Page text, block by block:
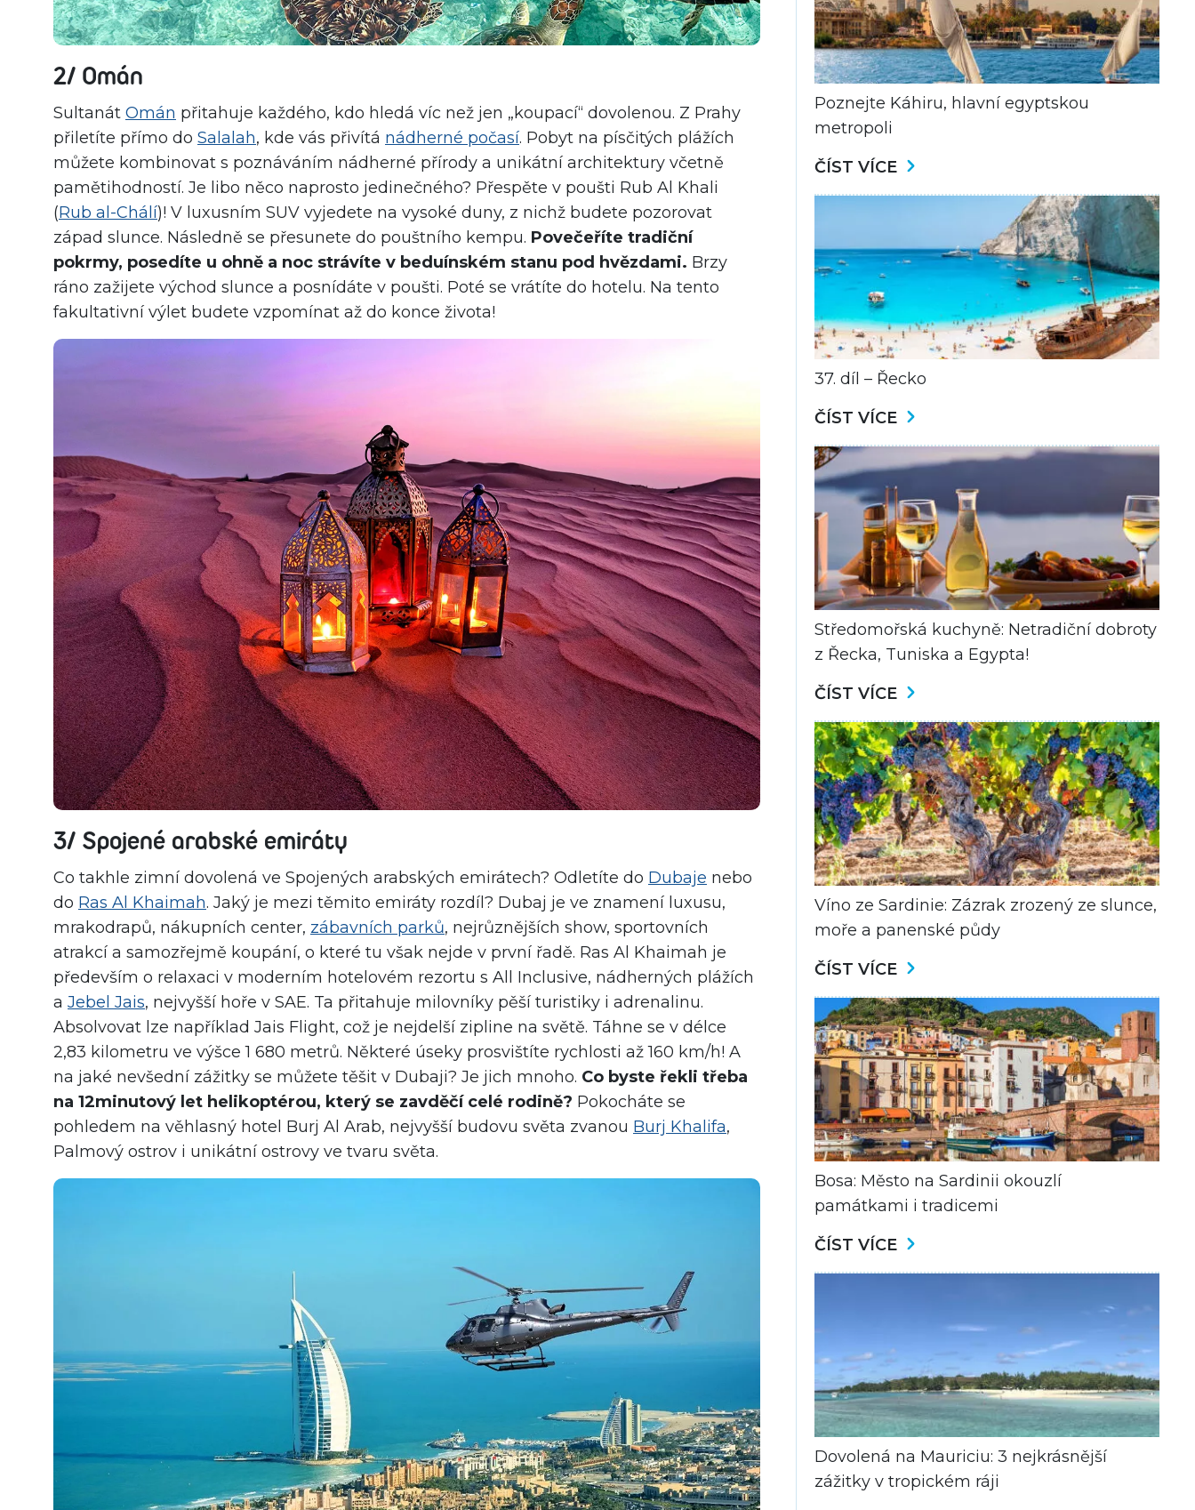
2/ Omán
Sultanát Omán přitahuje každého, kdo hledá víc než jen „koupací“ dovolenou. Z Prahy
přiletíte přímo do Salalah, kde vás přivítá nádherné počasí. Pobyt na písčitých plážích
můžete kombinovat s poznáváním nádherné přírody a unikátní architektury včetně
pamětihodností. Je libo něco naprosto jedinečného? Přespěte v poušti Rub Al Khali
(Rub al-Chálí)! V luxusním SUV vyjedete na vysoké duny, z nichž budete pozorovat
západ slunce. Následně se přesunete do pouštního kempu. Povečeříte tradiční
pokrmy, posedíte u ohně a noc strávíte v beduínském stanu pod hvězdami. Brzy
ráno zažijete východ slunce a posnídáte v poušti. Poté se vrátíte do hotelu. Na tento
fakultativní výlet budete vzpomínat až do konce života!
3/ Spojené arabské emiráty
Co takhle zimní dovolená ve Spojených arabských emirátech? Odletíte do Dubaje nebo
do Ras Al Khaimah. Jaký je mezi těmito emiráty rozdíl? Dubaj je ve znamení luxusu,
mrakodrapů, nákupních center, zábavních parků, nejrůznějších show, sportovních
atrakcí a samozřejmě koupání, o které tu však nejde v první řadě. Ras Al Khaimah je
především o relaxaci v moderním hotelovém rezortu s All Inclusive, nádherných plážích
a Jebel Jais, nejvyšší hoře v SAE. Ta přitahuje milovníky pěší turistiky i adrenalinu.
Absolvovat lze například Jais Flight, což je nejdelší zipline na světě. Táhne se v délce
2,83 kilometru ve výšce 1 680 metrů. Některé úseky prosvištíte rychlosti až 160 km/h! A
na jaké nevšední zážitky se můžete těšit v Dubaji? Je jich mnoho. Co byste řekli třeba
na 12minutový let helikoptérou, který se zavděčí celé rodině? Pokocháte se
pohledem na věhlasný hotel Burj Al Arab, nejvyšší budovu světa zvanou Burj Khalifa,
Palmový ostrov i unikátní ostrovy ve tvaru světa.
Poznejte Káhiru, hlavní egyptskou
metropoli
ČÍST VÍCE
37. díl – Řecko
ČÍST VÍCE
Středomořská kuchyně: Netradiční dobroty
z Řecka, Tuniska a Egypta!
ČÍST VÍCE
Víno ze Sardinie: Zázrak zrozený ze slunce,
moře a panenské půdy
ČÍST VÍCE
Bosa: Město na Sardinii okouzlí
památkami i tradicemi
ČÍST VÍCE
Dovolená na Mauriciu: 3 nejkrásnější
zážitky v tropickém ráji